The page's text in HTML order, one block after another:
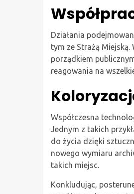
Działania
tym ze Strażą
porządkiem
reagowania na
Współczesna
Jednym z takich
do życia dzięki
nowego wymiaru
takich miejsc.
Konkludując,